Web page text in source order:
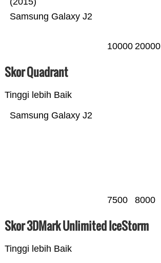
Samsung Galaxy J2
10000 20000
Skor Quadrant
Tinggi lebih Baik
Samsung Galaxy J2
7500 8000
Skor 3DMark Unlimited IceStorm
Tinggi lebih Baik